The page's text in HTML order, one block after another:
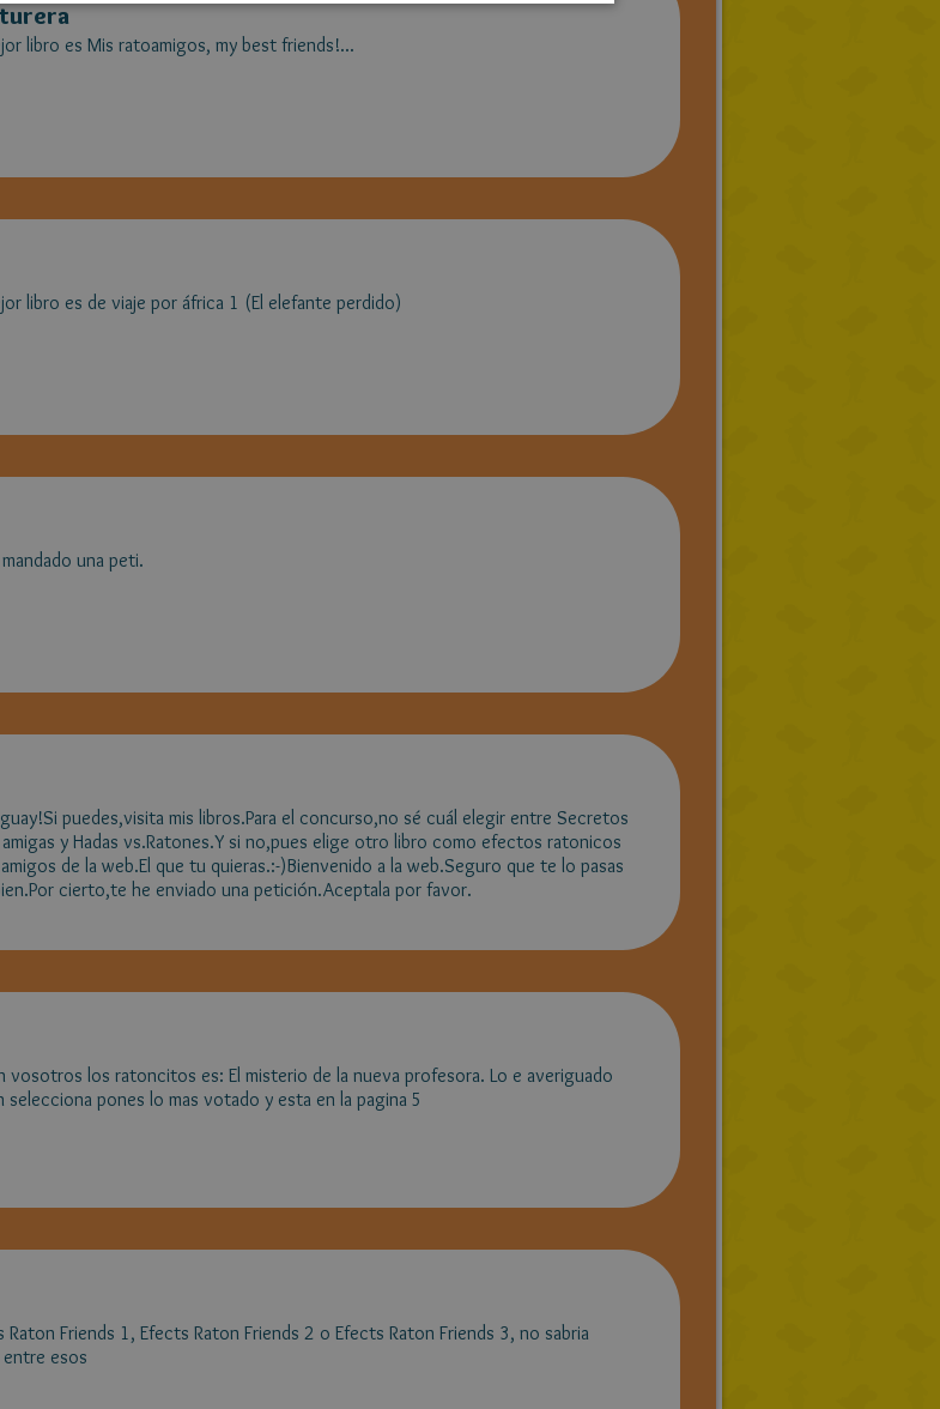
libro es Mis ratoamigos, my best friends!...
libro es de viaje por áfrica 1 (El elefante perdido)
una peti.
puedes,visita mis libros.Para el concurso,no sé cuál elegir entre Secretos
y Hadas vs.Ratones.Y si no,pues elige otro libro como efectos ratonicos
de la web.El que tu quieras.:-)Bienvenido a la web.Seguro que te lo pasas
cierto,te he enviado una petición.Aceptala por favor.
vosotros los ratoncitos es: El misterio de la nueva profesora. Lo e averiguado
selecciona pones lo mas votado y esta en la pagina 5
Raton Friends 1, Efects Raton Friends 2 o Efects Raton Friends 3, no sabria
esos
TURKISH
CATALAN